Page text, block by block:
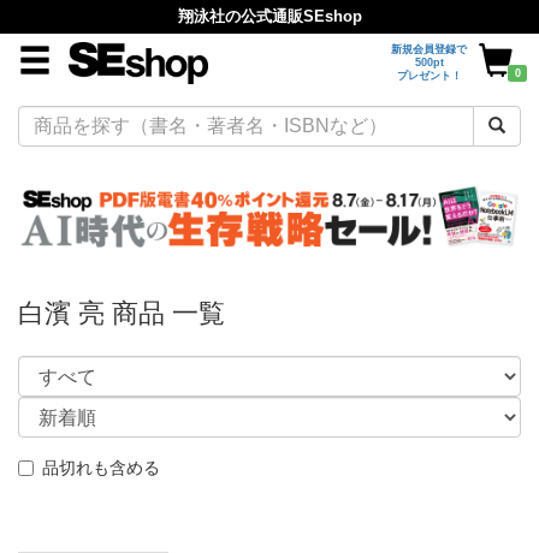
翔泳社の公式通販SEshop
新規会員登録で
500pt
プレゼント！
0
白濱 亮 商品 一覧
品切れも含める